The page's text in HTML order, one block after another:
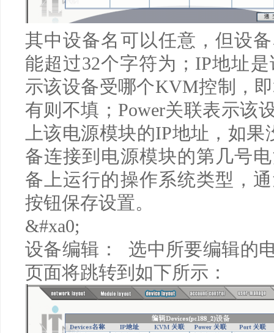
其中设备名可以任意，但设
能超过32个字符为； IP地址
示该设备受哪个KVM控制，
有则不填； Power关联表示该
上该电源模块的IP地址，如果
备连接到电源模块的第几号
备上运行的操作系统类型，
按钮保存设置。
&#xa0;
设备编辑： 选中所要编辑的
页面将跳转到如下所示：